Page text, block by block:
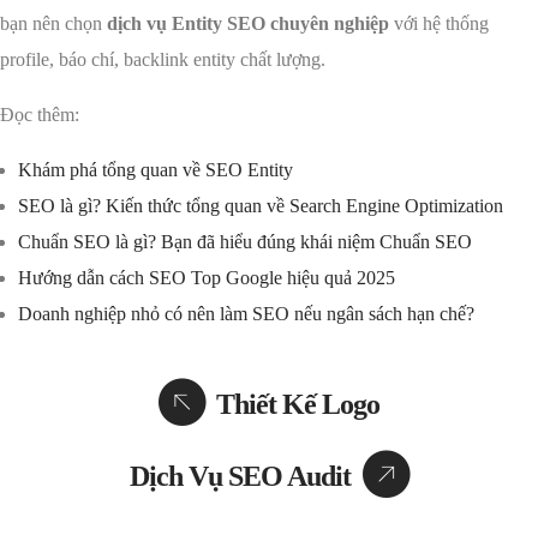
bạn nên chọn dịch vụ Entity SEO chuyên nghiệp với hệ thống
profile, báo chí, backlink entity chất lượng.
Đọc thêm:
Khám phá tổng quan về SEO Entity
SEO là gì? Kiến thức tổng quan về Search Engine Optimization
Chuẩn SEO là gì? Bạn đã hiểu đúng khái niệm Chuẩn SEO
Hướng dẫn cách SEO Top Google hiệu quả 2025
Doanh nghiệp nhỏ có nên làm SEO nếu ngân sách hạn chế?
Thiết Kế Logo
Dịch Vụ SEO Audit